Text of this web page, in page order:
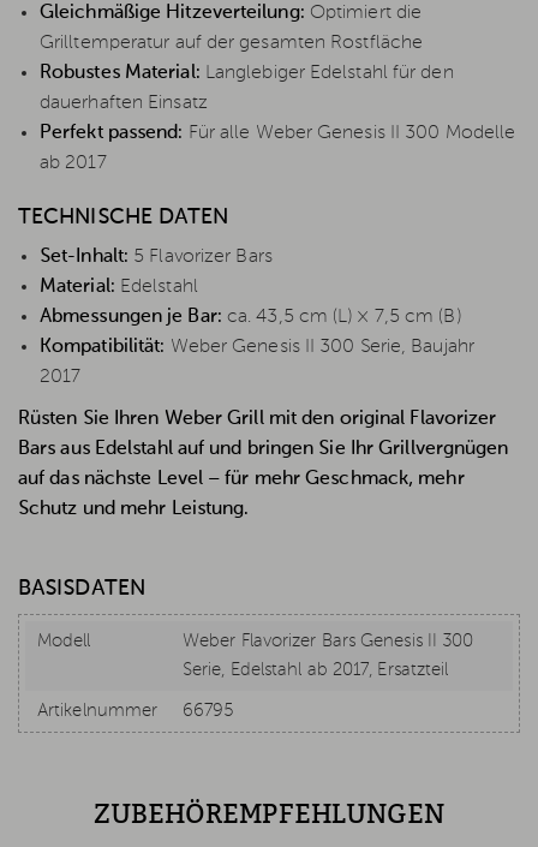
Gleichmäßige Hitzeverteilung: Optimiert die
Grilltemperatur auf der gesamten Rostfläche
Robustes Material: Langlebiger Edelstahl für den
dauerhaften Einsatz
Perfekt passend: Für alle Weber Genesis II 300 Modelle
ab 2017
TECHNISCHE DATEN
Set-Inhalt: 5 Flavorizer Bars
Material: Edelstahl
Abmessungen je Bar: ca. 43,5 cm (L) × 7,5 cm (B)
Kompatibilität: Weber Genesis II 300 Serie, Baujahr
2017
Rüsten Sie Ihren Weber Grill mit den original Flavorizer
Bars aus Edelstahl auf und bringen Sie Ihr Grillvergnügen
auf das nächste Level – für mehr Geschmack, mehr
Schutz und mehr Leistung.
BASISDATEN
Modell
Weber Flavorizer Bars Genesis II 300
Serie, Edelstahl ab 2017, Ersatzteil
Artikelnummer 66795
ZUBEHÖREMPFEHLUNGEN